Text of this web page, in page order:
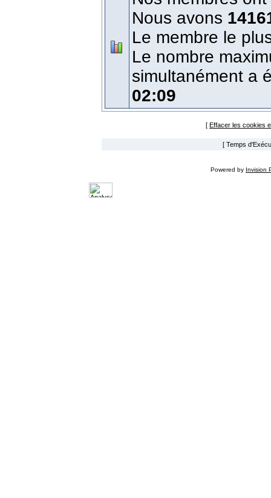
Nous avons
Le membre le
Le nombre
simultanément a
02:09
[ Effacer les cookies
[ Temps
Powered by Invision